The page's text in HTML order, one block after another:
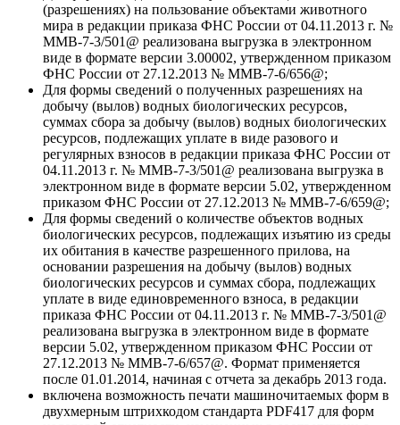
(разрешениях) на пользование объектами животного
мира в редакции приказа ФНС России от 04.11.2013 г. №
ММВ-7-3/501@ реализована выгрузка в электронном
виде в формате версии 3.00002, утвержденном приказом
ФНС России от 27.12.2013 № ММВ-7-6/656@;
Для формы сведений о полученных разрешениях на
добычу (вылов) водных биологических ресурсов,
суммах сбора за добычу (вылов) водных биологических
ресурсов, подлежащих уплате в виде разового и
регулярных взносов в редакции приказа ФНС России от
04.11.2013 г. № ММВ-7-3/501@ реализована выгрузка в
электронном виде в формате версии 5.02, утвержденном
приказом ФНС России от 27.12.2013 № ММВ-7-6/659@;
Для формы сведений о количестве объектов водных
биологических ресурсов, подлежащих изъятию из среды
их обитания в качестве разрешенного прилова, на
основании разрешения на добычу (вылов) водных
биологических ресурсов и суммах сбора, подлежащих
уплате в виде единовременного взноса, в редакции
приказа ФНС России от 04.11.2013 г. № ММВ-7-3/501@
реализована выгрузка в электронном виде в формате
версии 5.02, утвержденном приказом ФНС России от
27.12.2013 № ММВ-7-6/657@. Формат применяется
после 01.01.2014, начиная с отчета за декабрь 2013 года.
включена возможность печати машиночитаемых форм в
двухмерным штрихкодом стандарта PDF417 для форм